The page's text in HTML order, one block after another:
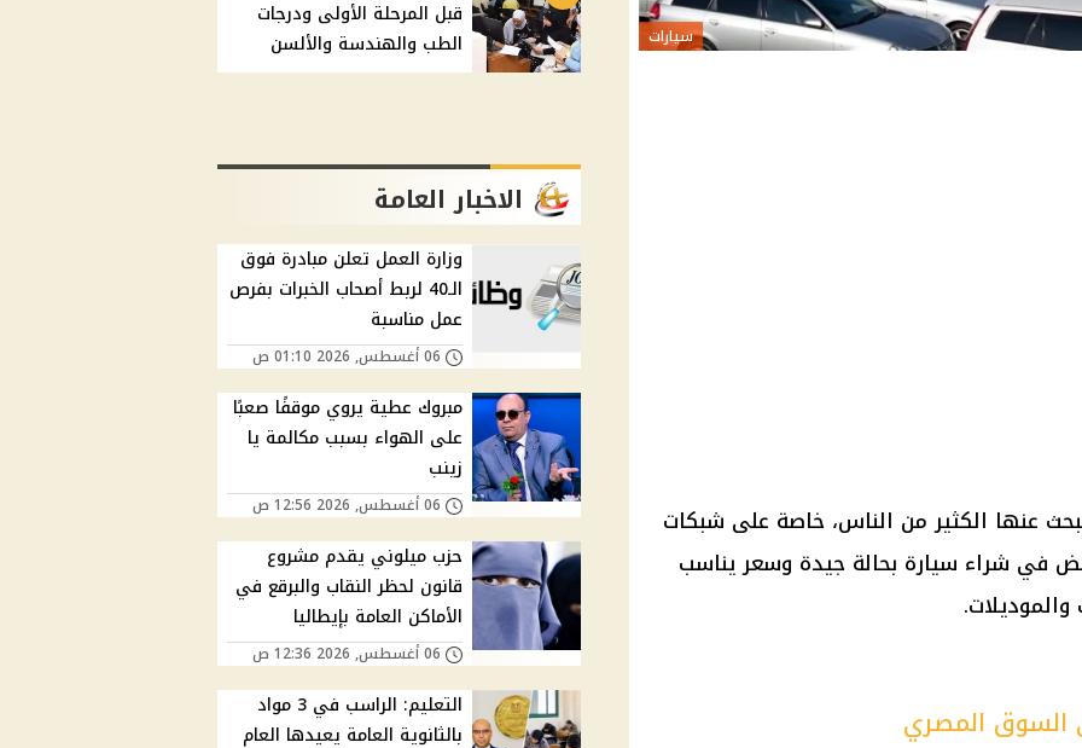
سيارات
عنها الكثير من الناس، خاصة على شبكات
في شراء سيارة بحالة جيدة وسعر يناسب
السوق المصري
قبل المرحلة الأولى ودرجات
الطب والهندسة والألسن
الاخبار العامة
وزارة العمل تعلن مبادرة فوق
الـ40 لربط أصحاب الخبرات بفرص
عمل مناسبة
06 أغسطس, 2026 01:10 ص
مبروك عطية يروي موقفًا صعبًا
على الهواء بسبب مكالمة يا
زينب
06 أغسطس, 2026 12:56 ص
حزب ميلوني يقدم مشروع
قانون لحظر النقاب والبرقع في
الأماكن العامة بإيطاليا
06 أغسطس, 2026 12:36 ص
التعليم: الراسب في 3 مواد
بالثانوية العامة يعيدها العام